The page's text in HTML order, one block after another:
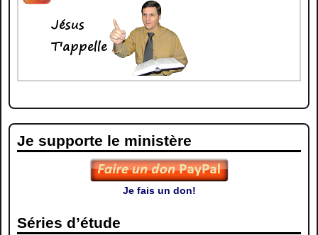
Je supporte le ministère
Je fais un don!
Séries d’étude